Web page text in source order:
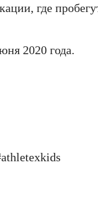
где
2020 года.